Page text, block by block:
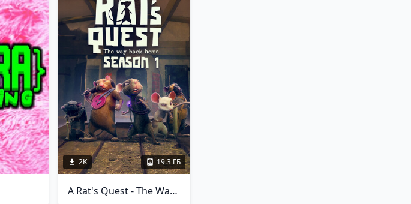
2K 19.3 ГБ
A Rat's Quest - The Way Back Home